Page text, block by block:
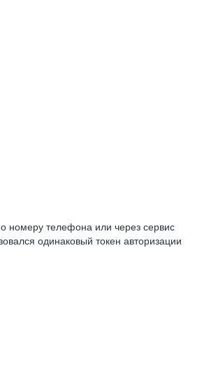
номеру телефона или через сервис
одинаковый токен авторизации